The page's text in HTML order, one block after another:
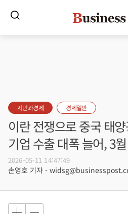
시민과경제 경제일반
이란 전쟁으로 중국 태양
기업 수출 대폭 늘어, 3
2026-05-11 14:47:49
손영호 기자 -